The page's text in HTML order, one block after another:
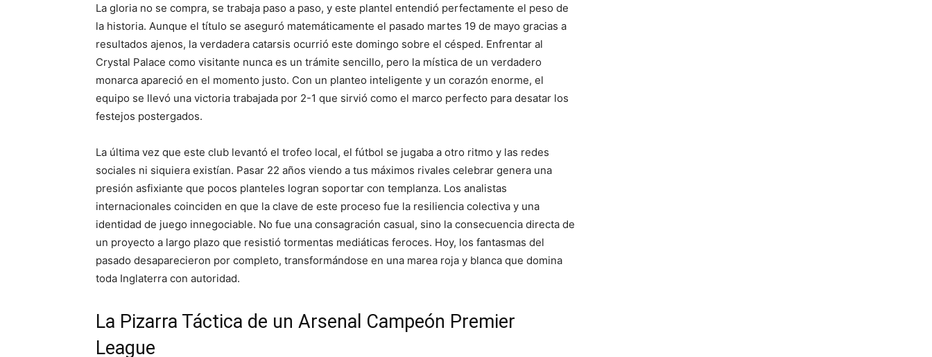
La gloria no se compra, se trabaja paso a paso, y este plantel entendió perfectamente el peso de
la historia. Aunque el título se aseguró matemáticamente el pasado martes 19 de mayo gracias a
resultados ajenos, la verdadera catarsis ocurrió este domingo sobre el césped. Enfrentar al
Crystal Palace como visitante nunca es un trámite sencillo, pero la mística de un verdadero
monarca apareció en el momento justo. Con un planteo inteligente y un corazón enorme, el
equipo se llevó una victoria trabajada por 2-1 que sirvió como el marco perfecto para desatar los
festejos postergados.
La última vez que este club levantó el trofeo local, el fútbol se jugaba a otro ritmo y las redes
sociales ni siquiera existían. Pasar 22 años viendo a tus máximos rivales celebrar genera una
presión asfixiante que pocos planteles logran soportar con templanza. Los analistas
internacionales coinciden en que la clave de este proceso fue la resiliencia colectiva y una
identidad de juego innegociable. No fue una consagración casual, sino la consecuencia directa de
un proyecto a largo plazo que resistió tormentas mediáticas feroces. Hoy, los fantasmas del
pasado desaparecieron por completo, transformándose en una marea roja y blanca que domina
toda Inglaterra con autoridad.
La Pizarra Táctica de un Arsenal Campeón Premier
League